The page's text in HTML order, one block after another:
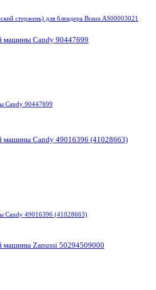
стержень) для блендера Braun AS00003021
Candy 90447699
Candy 49016396 (41028663)